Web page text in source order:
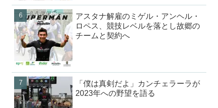
アスタナ解雇のミゲル・アンヘル・
ロペス、競技レベルを落とし故郷の
チームと契約へ
「僕は真剣だよ」カンチェラーラが
2023年への野望を語る